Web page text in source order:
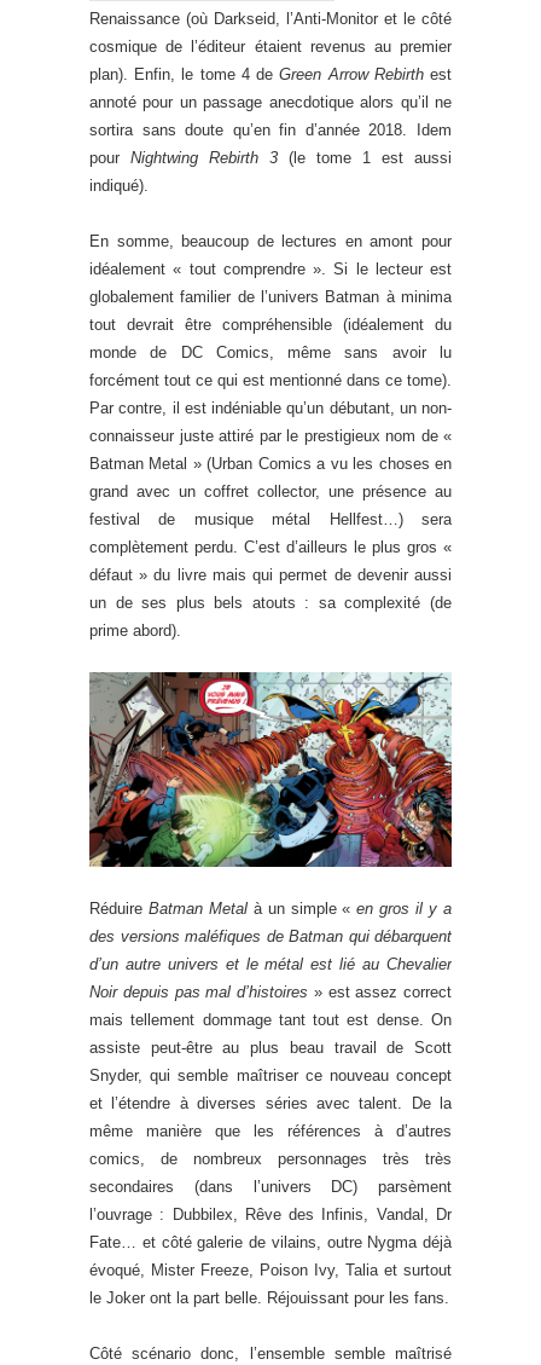
Renaissance (où Darkseid, l’Anti-Monitor et le côté
cosmique de l’éditeur étaient revenus au premier
plan). Enfin, le tome 4 deGreen Arrow Rebirthest
annoté pour un passage anecdotique alors qu’il ne
sortira sans doute qu’en fin d’année 2018. Idem
pour Nightwing Rebirth 3 (le tome 1 est aussi
indiqué).
En somme, beaucoup de lectures en amont pour
idéalement « tout comprendre ». Si le lecteur est
globalement familier de l’univers Batman à minima
tout devrait être compréhensible (idéalement du
monde de DC Comics, même sans avoir lu
forcément tout ce qui est mentionné dans ce tome).
Par contre, il est indéniable qu’un débutant, un non-
connaisseur juste attiré par le prestigieux nom de «
Batman Metal » (Urban Comics a vu les choses en
grand avec un coffret collector, une présence au
festival de musique métal Hellfest…) sera
complètement perdu. C’est d’ailleurs le plus gros «
défaut » du livre mais qui permet de devenir aussi
un de ses plus bels atouts : sa complexité (de
prime abord).
Réduire Batman Metalà un simple « en gros il y a
des versions maléfiques de Batman qui débarquent
d’un autre univers et le métal est lié au Chevalier
Noir depuis pas mal d’histoires » est assez correct
mais tellement dommage tant tout est dense. On
assiste peut-être au plus beau travail de Scott
Snyder, qui semble maîtriser ce nouveau concept
et l’étendre à diverses séries avec talent. De la
même manière que les références à d’autres
comics, de nombreux personnages très très
secondaires (dans l’univers DC) parsèment
l’ouvrage : Dubbilex, Rêve des Infinis, Vandal, Dr
Fate… et côté galerie de vilains, outre Nygma déjà
évoqué, Mister Freeze, Poison Ivy, Talia et surtout
le Joker ont la part belle. Réjouissant pour les fans.
Côté scénario donc, l’ensemble semble maîtrisé